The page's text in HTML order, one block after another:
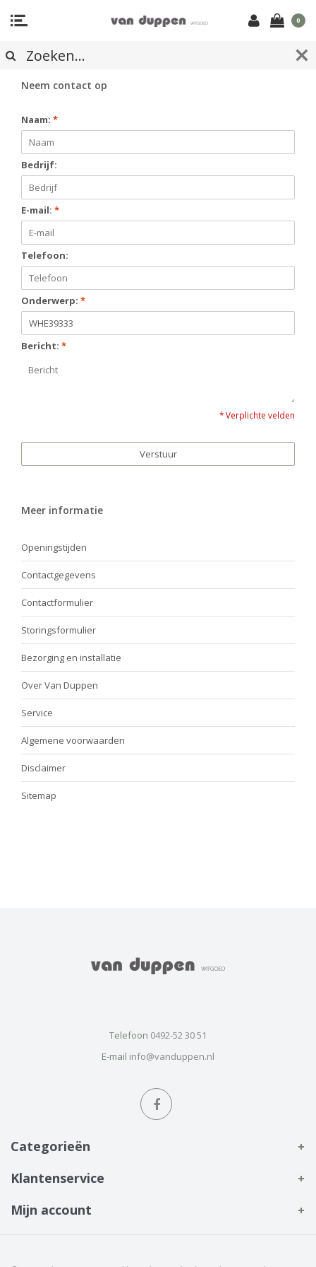
0
CONTACTFORMULIER
Neem contact op
Naam: *
Bedrijf:
E-mail: *
Telefoon:
Onderwerp: *
Bericht: *
* Verplichte velden
Verstuur
Meer informatie
Openingstijden
Contactgegevens
Contactformulier
Storingsformulier
Bezorging en installatie
Over Van Duppen
Service
Algemene voorwaarden
Disclaimer
Sitemap
Telefoon 0492-52 30 51
E-mail info@vanduppen.nl
Categorieën
Klantenservice
Mijn account